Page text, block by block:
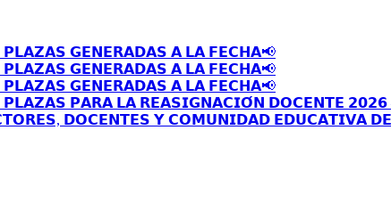
𝗚𝗘𝗡𝗘𝗥𝗔𝗗𝗔𝗦 𝗔 𝗟𝗔 𝗙𝗘𝗖𝗛𝗔📢
𝗚𝗘𝗡𝗘𝗥𝗔𝗗𝗔𝗦 𝗔 𝗟𝗔 𝗙𝗘𝗖𝗛𝗔📢
𝗚𝗘𝗡𝗘𝗥𝗔𝗗𝗔𝗦 𝗔 𝗟𝗔 𝗙𝗘𝗖𝗛𝗔📢
𝗣𝗔𝗥𝗔 𝗟𝗔 𝗥𝗘𝗔𝗦𝗜𝗚𝗡𝗔𝗖𝗜𝗢́𝗡 𝗗𝗢𝗖𝗘𝗡𝗧𝗘 𝟮𝟬𝟮𝟲
𝗗𝗢𝗖𝗘𝗡𝗧𝗘𝗦 𝗬 𝗖𝗢𝗠𝗨𝗡𝗜𝗗𝗔𝗗 𝗘𝗗𝗨𝗖𝗔𝗧𝗜𝗩𝗔